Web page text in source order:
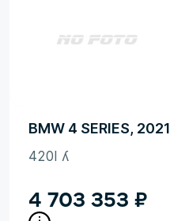
BMW 4 SERIES, 2021
420I ʎ
4 703 353 ₽